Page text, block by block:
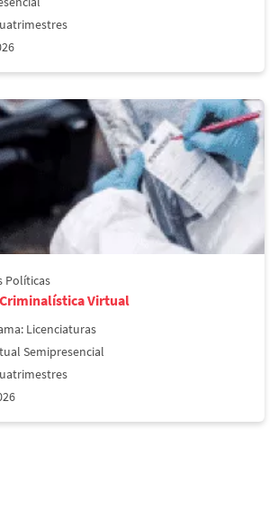
Políticas
Derecho y Ciencias Políticas
Más información
Políticas
Virtual
Licenciaturas
Semipresencial